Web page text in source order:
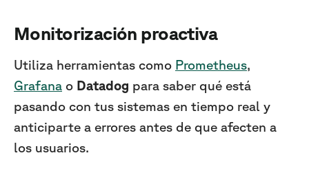
Monitorización proactiva
Utiliza herramientas como Prometheus,
Grafana o Datadog para saber qué está
pasando con tus sistemas en tiempo real y
anticiparte a errores antes de que afecten a
los usuarios.